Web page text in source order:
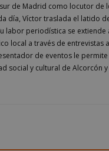
de Madrid como locutor de
día, Víctor traslada el latido
labor periodística se extiende
local a través de entrevistas
de eventos le
social y cultural de Alcorcón
Inc.
30 minutos
Esta
Esto